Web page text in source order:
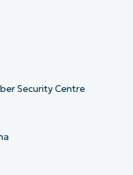
Security Centre